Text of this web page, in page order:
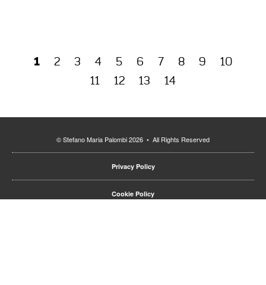
1 2 3 4 5 6 7 8 9
10
11
12 13 14
© Stefano Maria Palombi 2026 • All Rights Reserved
Privacy Policy
Cookie Policy